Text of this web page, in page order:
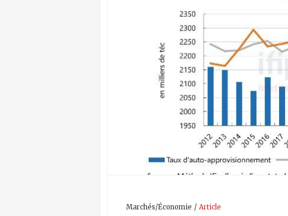
Marchés/Économie Article